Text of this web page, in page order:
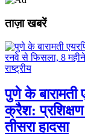
ताज़ा खबरें
राष्ट्रीय
पुणे के बारामती
क्रैश:
तीसरा हादसा